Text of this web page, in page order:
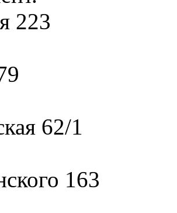
223
62/1
163